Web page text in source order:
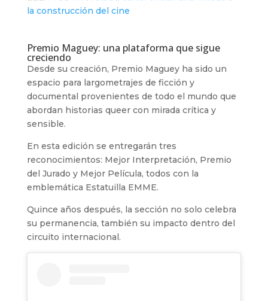
la construcción del cine
Premio Maguey: una plataforma que sigue
creciendo
Desde su creación, Premio Maguey ha sido un
espacio para largometrajes de ficción y
documental provenientes de todo el mundo que
abordan historias queer con mirada crítica y
sensible.
En esta edición se entregarán tres
reconocimientos: Mejor Interpretación, Premio
del Jurado y Mejor Película, todos con la
emblemática Estatuilla EMME.
Quince años después, la sección no solo celebra
su permanencia, también su impacto dentro del
circuito internacional.